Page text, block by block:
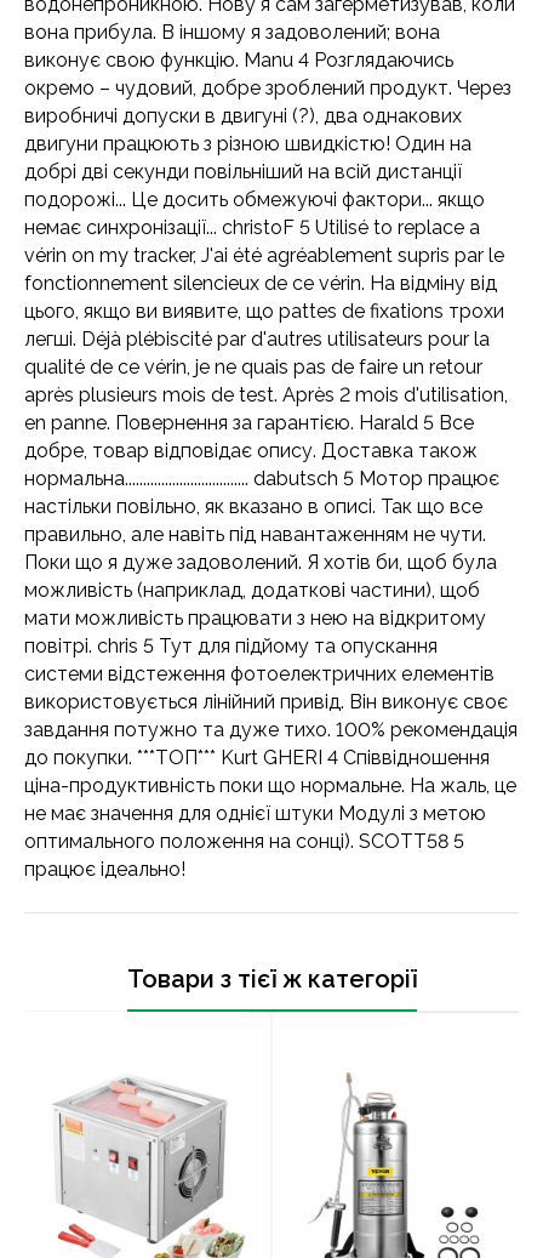
вона прибула. В іншому я задоволений; вона
виконує свою функцію. Manu 4 Розглядаючись
окремо – чудовий, добре зроблений продукт. Через
виробничі допуски в двигуні (?), два однакових
двигуни працюють з різною швидкістю! Один на
добрі дві секунди повільніший на всій дистанції
подорожі... Це досить обмежуючі фактори... якщо
немає синхронізації... christoF 5 Utilisé to replace a
vérin on my tracker, J'ai été agréablement supris par le
fonctionnement silencieux de ce vérin. На відміну від
цього, якщо ви виявите, що pattes de fixations трохи
легші. Déjà plébiscité par d'autres utilisateurs pour la
qualité de ce vérin, je ne quais pas de faire un retour
après plusieurs mois de test. Après 2 mois d'utilisation,
en panne. Повернення за гарантією. Harald 5 Все
добре, товар відповідає опису. Доставка також
нормальна.................................. dabutsch 5 Мотор працює
настільки повільно, як вказано в описі. Так що все
правильно, але навіть під навантаженням не чути.
Поки що я дуже задоволений. Я хотів би, щоб була
можливість (наприклад, додаткові частини), щоб
мати можливість працювати з нею на відкритому
повітрі. chris 5 Тут для підйому та опускання
системи відстеження фотоелектричних елементів
використовується лінійний привід. Він виконує своє
завдання потужно та дуже тихо. 100% рекомендація
до покупки. ***ТОП*** Kurt GHERI 4 Співвідношення
ціна-продуктивність поки що нормальне. На жаль, це
не має значення для однієї штуки Модулі з метою
оптимального положення на сонці). SCOTT58 5
працює ідеально!
Товари з тієї ж категорії